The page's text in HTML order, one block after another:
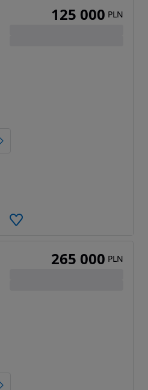
125 000 PLN
265 000 PLN